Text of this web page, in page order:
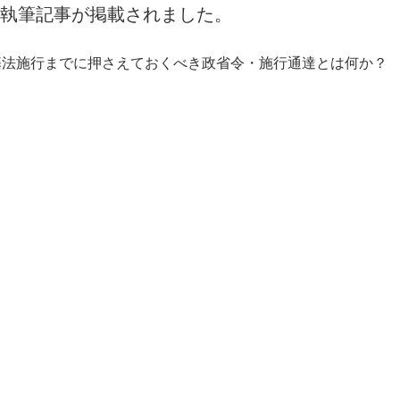
筆記事が掲載されました。
施行までに押さえておくべき政省令・施行通達とは何か？